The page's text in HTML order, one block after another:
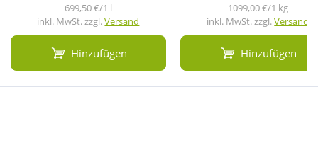
699,50 €/1 l
inkl. MwSt. zzgl.Versand
Hinzufügen
1099,00 €/1 kg
inkl. MwSt. zzgl.Versand
Hinzufügen